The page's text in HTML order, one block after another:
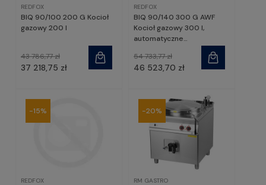
REDFOX
BIQ 90/100 200 G Kocioł
gazowy 200 l
37 218,75 zł
43 786,77 zł
REDFOX
BIQ 90/140 300 G AWF
Kocioł gazowy 300 l,
automatyczne
46 523,70 zł
54 733,77 zł
REDFOX
-15%
RM GASTRO
-20%